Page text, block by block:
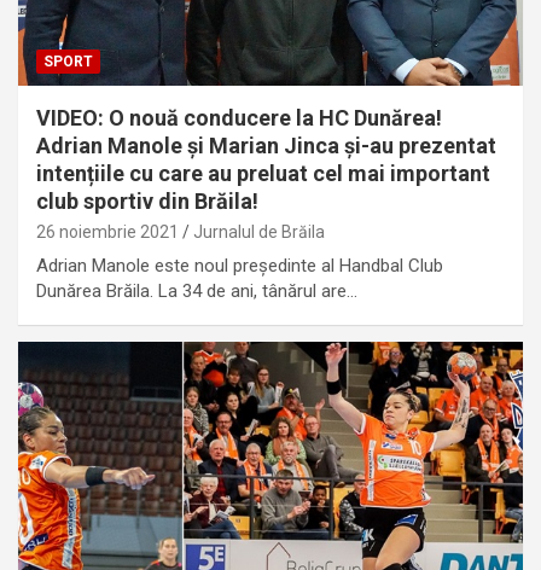
SPORT
VIDEO: O nouă conducere la HC Dunărea!
Adrian Manole și Marian Jinca și-au prezentat
intențiile cu care au preluat cel mai important
club sportiv din Brăila!
26 noiembrie 2021 Jurnalul de Brăila
Adrian Manole este noul președinte al Handbal Club
Dunărea Brăila. La 34 de ani, tânărul are…